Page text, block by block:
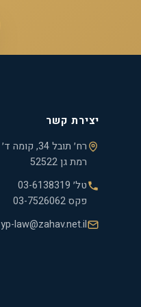
יצירת קשר
רח׳ תובל 34, קומה ד׳
רמת גן 52522
טל׳ 03-6138319
פקס03-7526062
yp-law@zahav.net.il